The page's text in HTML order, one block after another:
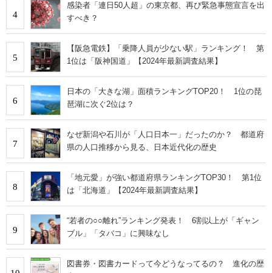
4
感染者「連日50人超」の東京都、再び緊急事態宣言を出
すべき？
5
【阪急電鉄】「乗降人員が少ない駅」ランキング！ 第
1位は「阪神国道」【2024年最新調査結果】
6
日本の「大きな湖」面積ランキングTOP20！ 1位の琵
琶湖に次ぐ2位は？
7
なぜ新潟や石川が「人口日本一」だったのか？ 都道府
県の人口推移から見る、日本近代化の歴史
8
「地元愛」が強い都道府県ランキングTOP30！ 第1位
は「北海道」【2024年最新調査結果】
9
“若者の○○離れ”ランキング発表！ 6割以上が「ギャン
ブル」「タバコ」に興味なし
図書券・図書カードって今どうなってるの？ 進化の歴